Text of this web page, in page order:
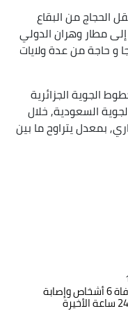
جوية لنقل الحجاج من البقاع
مطار وهران الدولي
عددهم 5.766 حاجا و حاجة من عدة ولايات
الخطوط الجوية الجزائرية
السعودية, خلال
23 يونيو الجاري, بمعدل يتراوح ما بين
حوادث الطرقات : وفاة 6 أشخاص وإصابة